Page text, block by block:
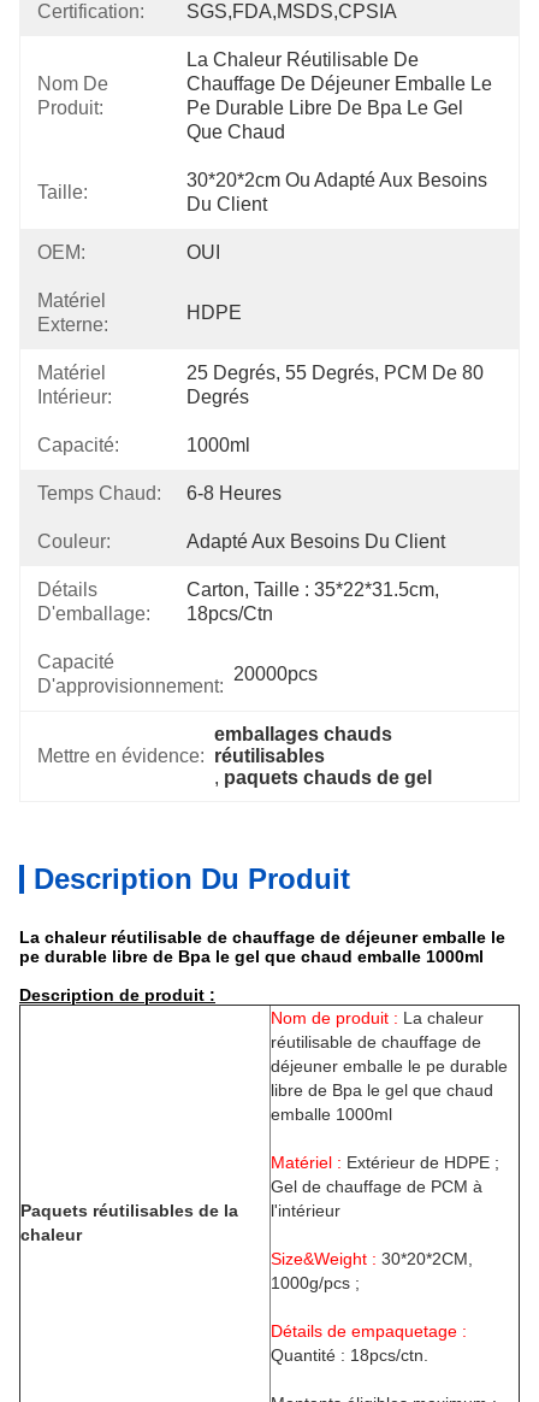
Certification: SGS,FDA,MSDS,CPSIA
Nom De
Produit:
La Chaleur Réutilisable De
Chauffage De Déjeuner Emballe Le
Pe Durable Libre De Bpa Le Gel
Que Chaud
Taille:
30*20*2cm Ou Adapté Aux Besoins
Du Client
OEM: OUI
Matériel
Externe:
HDPE
Matériel
Intérieur:
25 Degrés, 55 Degrés, PCM De 80
Degrés
Capacité: 1000ml
Temps Chaud: 6-8 Heures
Couleur: Adapté Aux Besoins Du Client
Détails
D'emballage:
Carton, Taille : 35*22*31.5cm,
18pcs/ctn
Capacité
D'approvisionnement:
20000pcs
Mettre en évidence:
emballages chauds
réutilisables
, paquets chauds de gel
Description Du Produit
La chaleur réutilisable de chauffage de déjeuner emballe le
pe durable libre de Bpa le gel que chaud emballe 1000ml
Description de produit :
Paquets réutilisables de la
chaleur
Nom de produit : La chaleur
réutilisable de chauffage de
déjeuner emballe le pe durable
libre de Bpa le gel que chaud
emballe 1000ml
Matériel : Extérieur de HDPE ;
Gel de chauffage de PCM à
l'intérieur
Size&Weight : 30*20*2CM,
1000g/pcs ;
Détails de empaquetage :
Quantité : 18pcs/ctn.